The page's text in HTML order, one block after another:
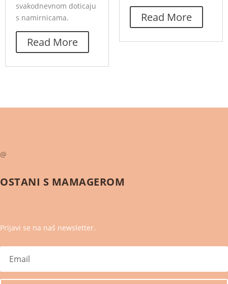
svakodnevnom doticaju
s namirnicama.
Read More
Read More
@
OSTANI S MAMAGEROM
Prijavi se na naš newsletter.